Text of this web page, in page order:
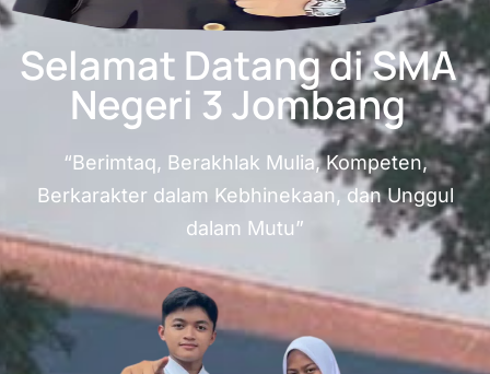
Selamat Datang di SMA
Negeri 3 Jombang
“Berimtaq, Berakhlak Mulia, Kompeten,
Berkarakter dalam Kebhinekaan, dan Unggul
dalam Mutu”